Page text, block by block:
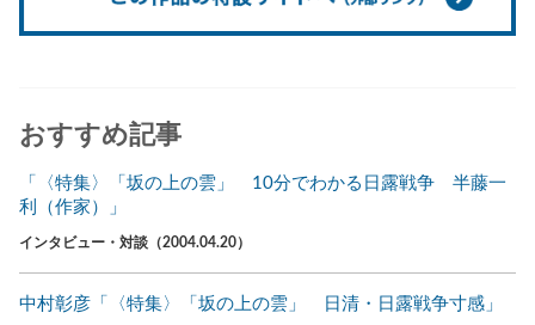
おすすめ記事
「〈特集〉「坂の上の雲」 10分でわかる日露戦争 半藤一
利（作家）」
インタビュー・対談（2004.04.20）
中村彰彦「〈特集〉「坂の上の雲」 日清・日露戦争寸感」